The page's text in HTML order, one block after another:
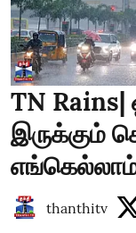
TN Rains|
இருக்கும்
thanthitv